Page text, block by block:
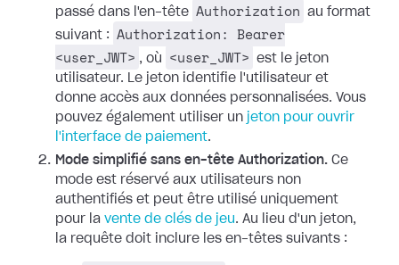
passé dans l'en-tête Authorization
au format
suivant :
Authorization: Bearer
<user_JWT> , où <user_JWT>
est le jeton
utilisateur. Le jeton identifie l'utilisateur et
donne accès aux données personnalisées. Vous
pouvez également utiliser un jeton pour ouvrir
l'interface de paiement.
Mode simplifié sans en-tête Authorization. Ce
mode est réservé aux utilisateurs non
authentifiés et peut être utilisé uniquement
pour la vente de clés de jeu . Au lieu d'un jeton,
la requête doit inclure les en-têtes suivants :